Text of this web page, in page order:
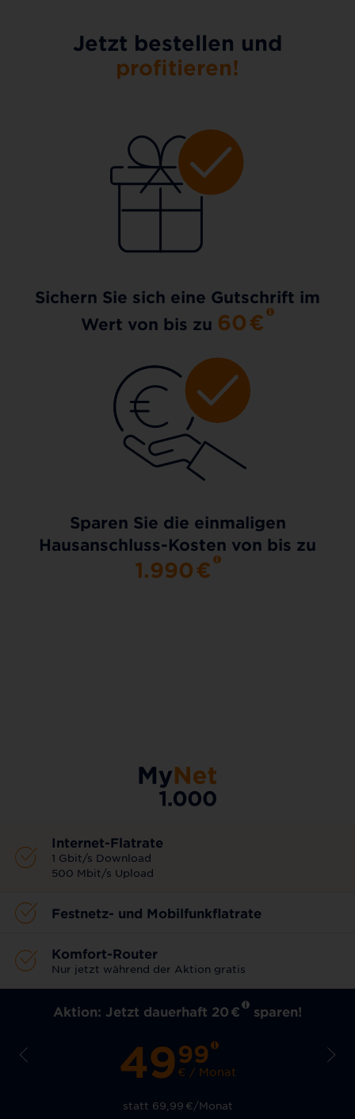
Jetzt bestellen und
profitieren!
Sichern Sie sich eine Gutschrift im
Wert von bis zu 60€
Sparen Sie die einmaligen
Hausanschluss-Kosten von bis zu
1.990€
Internet-Flatrate
1 Gbit/s Download
500 Mbit/s Upload
Festnetz- und Mobilfunkflatrate
Komfort-Router
Nur jetzt während der Aktion gratis
Aktion: Jetzt dauerhaft 20 € sparen!
4999
€ / Monat
statt 69,99 €/Monat